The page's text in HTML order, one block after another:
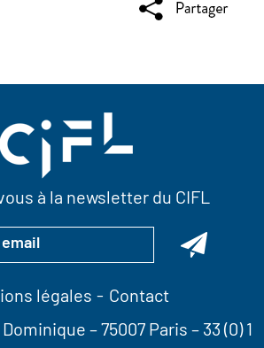
à la newsletter du CIFL
légales
Contact
Dominique – 75007 Paris – 33 (0) 1